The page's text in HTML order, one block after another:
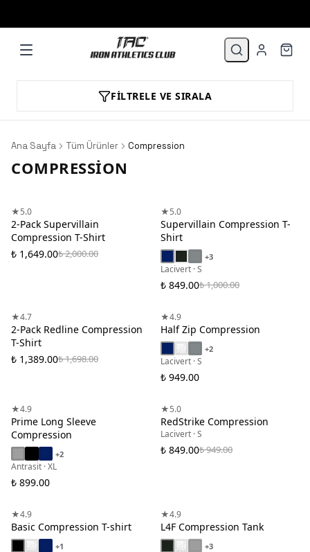
FILTRELE VE SIRALA
Ana Sayfa Tüm Ürünler Compression
COMPRESSION
★5.0
2-Pack Supervillain
Compression T-Shirt
₺ 1,649.00₺ 2,000.00
★5.0
Supervillain Compression T-
Shirt
+3
Lacivert · S
₺ 849.00₺ 1,000.00
★4.7
2-Pack Redline Compression
T-Shirt
₺ 1,389.00₺ 1,698.00
★4.9
Half Zip Compression
+2
Lacivert · S
₺ 949.00
★4.9
Prime Long Sleeve
Compression
+2
Antrasit · XL
₺ 899.00
★5.0
RedStrike Compression
Lacivert · S
₺ 849.00₺ 949.00
★4.9
Basic Compression T-shirt
+1
★4.9
L4F Compression Tank
+3